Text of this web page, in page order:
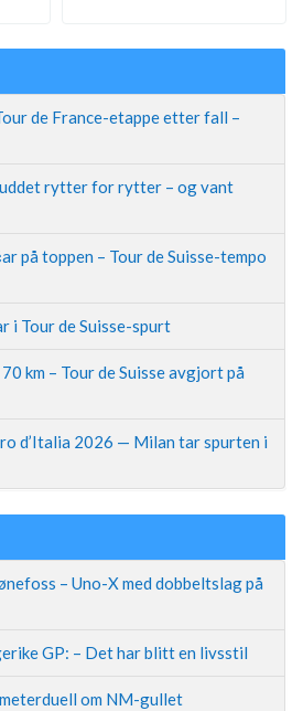
de France-etappe etter fall –
rytter for rytter – og vant
på toppen – Tour de Suisse-tempo
i Tour de Suisse-spurt
km – Tour de Suisse avgjort på
d’Italia 2026 — Milan tar spurten i
– Uno-X med dobbeltslag på
GP: – Det har blitt en livsstil
om NM-gullet